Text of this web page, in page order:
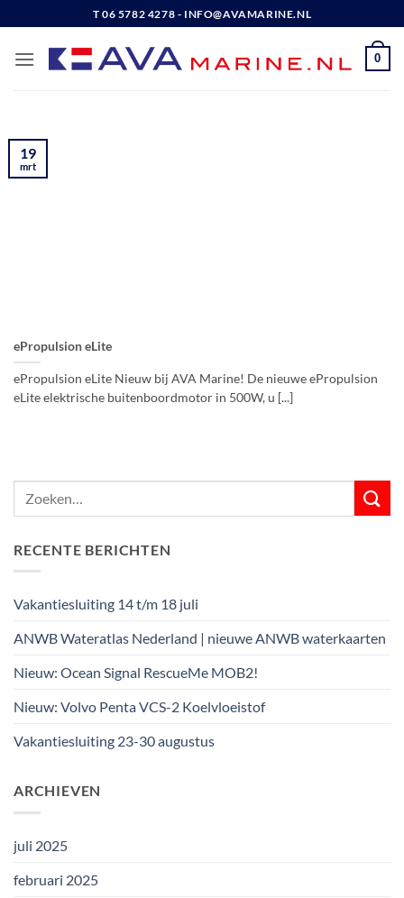
naar
inhoud
T 06 5782 4278 - INFO@AVAMARINE.NL
0
ePropulsion eLite
ePropulsion eLite Nieuw bij AVA Marine! De nieuwe ePropulsion
eLite elektrische buitenboordmotor in 500W, u [...]
19
mrt
RECENTE BERICHTEN
Vakantiesluiting 14 t/m 18 juli
ANWB Wateratlas Nederland | nieuwe ANWB waterkaarten
Nieuw: Ocean Signal RescueMe MOB2!
Nieuw: Volvo Penta VCS-2 Koelvloeistof
Vakantiesluiting 23-30 augustus
ARCHIEVEN
juli 2025
februari 2025